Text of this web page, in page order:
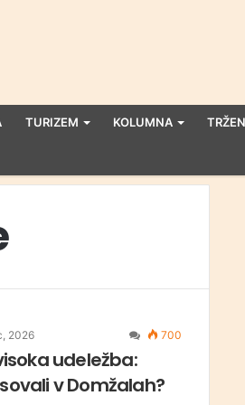
TURIZEM KOLUMNA
2026 700
udeležba:
v Domžalah?